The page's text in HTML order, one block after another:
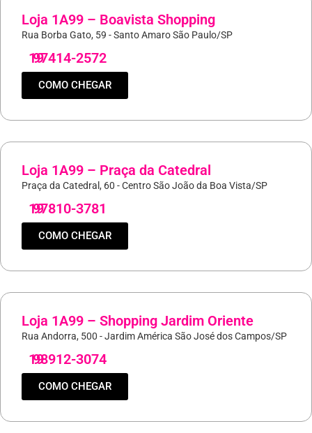
Loja 1A99 – Boavista Shopping
Rua Borba Gato, 59 - Santo Amaro São Paulo/SP
19
97414-2572
COMO CHEGAR
Loja 1A99 – Praça da Catedral
Praça da Catedral, 60 - Centro São João da Boa Vista/SP
19
97810-3781
COMO CHEGAR
Loja 1A99 – Shopping Jardim Oriente
Rua Andorra, 500 - Jardim América São José dos Campos/SP
19
98912-3074
COMO CHEGAR